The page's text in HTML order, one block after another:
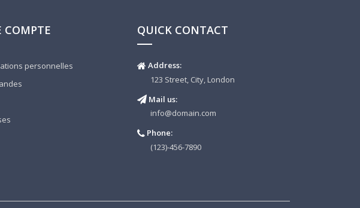
COMPTE
personnelles
QUICK CONTACT
Address:
123 Street, City, London
Mail us:
info@domain.com
Phone:
(123)-456-7890